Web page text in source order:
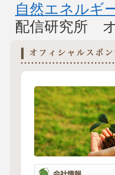
自然エネルギ
配信研究所